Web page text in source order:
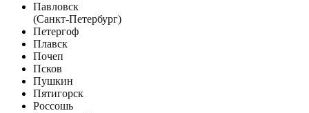
Павловск
(Санкт-Петербург)
Петергоф
Плавск
Почеп
Псков
Пушкин
Пятигорск
Россошь